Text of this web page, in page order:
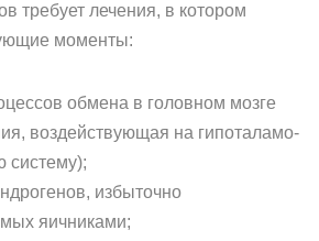
требует лечения, в котором
моменты:
обмена в головном мозге
воздействующая на гипоталамо-
систему);
избыточно
яичниками;